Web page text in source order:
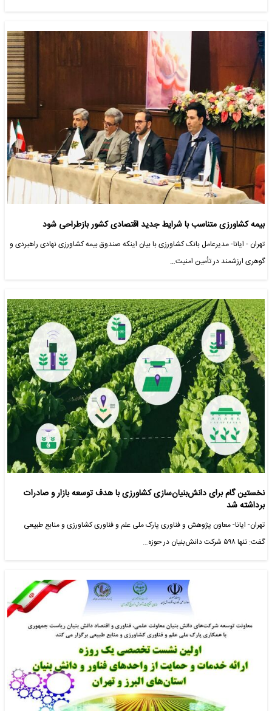
بیمه کشاورزی متناسب با شرایط جدید اقتصادی کشور بازطراحی شود
تهران - ایانا- مدیرعامل بانک کشاورزی با بیان اینکه صندوق بیمه کشاورزی نهادی راهبردی و
گوهری ارزشمند در تأمین امنیت…
نخستین گام برای دانش‌بنیان‌سازی کشاورزی با هدف توسعه بازار و صادرات
برداشته شد
تهران- ایانا- معاون پژوهش و فناوری پارک ملی علم و فناوری کشاورزی و منابع طبیعی
گفت: تنها ۵۹۸ شرکت دانش‌بنیان در حوزه…